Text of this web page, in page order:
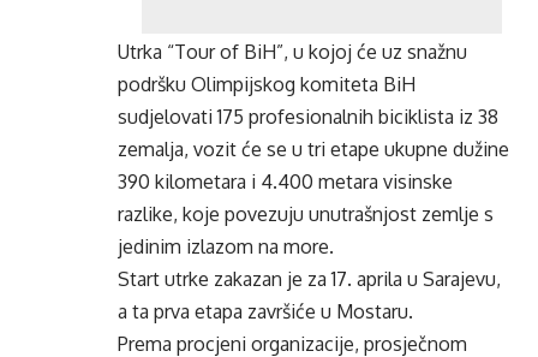
Utrka “Tour of BiH”, u kojoj će uz snažnu
podršku Olimpijskog komiteta BiH
sudjelovati 175 profesionalnih biciklista iz 38
zemalja, vozit će se u tri etape ukupne dužine
390 kilometara i 4.400 metara visinske
razlike, koje povezuju unutrašnjost zemlje s
jedinim izlazom na more.
Start utrke zakazan je za 17. aprila u Sarajevu,
a ta prva etapa završiće u Mostaru.
Prema procjeni organizacije, prosječnom